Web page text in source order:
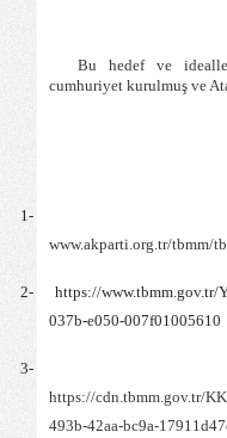
Bu hedef ve
cumhuriyet kurulmuş ve
1-
www.akparti.org.tr/tbmm/
2-
https://www.tbmm.gov.tr/
037b-e050-007f01005610
3-
https://cdn.tbmm.gov.tr/
493b-42aa-bc9a-